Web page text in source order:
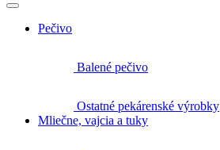
Pečivo
Balené pečivo
Ostatné pekárenské výrobky
Mliečne, vajcia a tuky